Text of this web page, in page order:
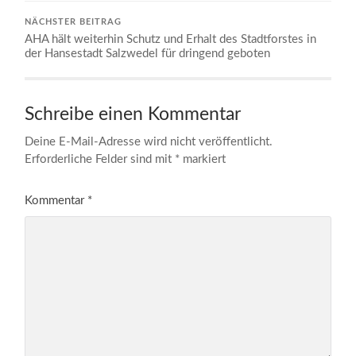
NÄCHSTER BEITRAG
AHA hält weiterhin Schutz und Erhalt des Stadtforstes in
der Hansestadt Salzwedel für dringend geboten
Schreibe einen Kommentar
Deine E-Mail-Adresse wird nicht veröffentlicht.
Erforderliche Felder sind mit * markiert
Kommentar *